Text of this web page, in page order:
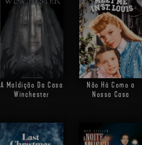
A Maldição Da Casa
Winchester
Não Há Como a
Nossa Casa